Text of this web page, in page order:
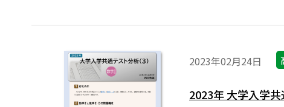
2023年02月24日
2023年 大学入学